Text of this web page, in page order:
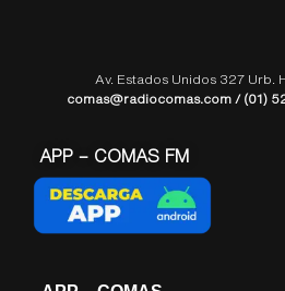
Av. Estados Unidos 327 Urb.
comas@radiocomas.com / (01)
APP – COMAS FM